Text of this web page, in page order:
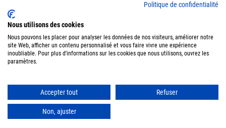
R.G.P.D.
Mon compte
Politique de confidentialité
Nous utilisons des cookies
Nous pouvons les placer pour analyser les données de nos visiteurs, améliorer notre
site Web, afficher un contenu personnalisé et vous faire vivre une expérience
inoubliable. Pour plus d'informations sur les cookies que nous utilisons, ouvrez les
paramètres.
Accepter tout Refuser
Non, ajuster